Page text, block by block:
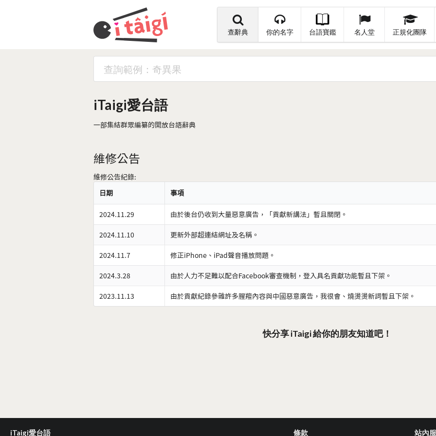
查辭典 你的名字 台語寶鑑 名人堂 正規化團隊
iTaigi愛台語
一部集結群眾編纂的開放台語辭典
維修公告
維修公告紀錄:
日期
事項
2024.11.29 由於後台仍收到大量惡意廣告，「貢獻新講法」暫且關閉。
2024.11.10 更新外部超連結網址及名稱。
2024.11.7 修正iPhone、iPad聲音播放問題。
2024.3.28 由於人力不足難以配合Facebook審查機制，登入具名貢獻功能暫且下架。
2023.11.13 由於貢獻紀錄參雜許多腥羶內容與中國惡意廣告，我很會、燒燙燙新詞暫且下架。
快分享 iTaigi 給你的朋友知道吧！
iTaigi愛台語 條款 站內